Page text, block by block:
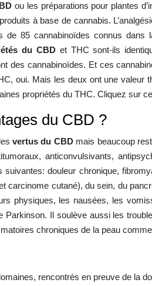
ou les préparations pour plantes
à base de cannabis.
de 85 cannabinoïdes connus
du CBD et THC sont-ils
des cannabinoïdes. Et ces
oui. Mais les deux ont une valeur
propriétés du THC. Cliquez sur ce
du CBD ?
vertus du CBD mais beaucoup
anticonvulsivants,
suivantes: douleur chronique,
carcinome cutané), du sein, du
physiques, les nausées, les
Parkinson. Il soulève aussi les
chroniques de la peau
rencontrés en preuve de la